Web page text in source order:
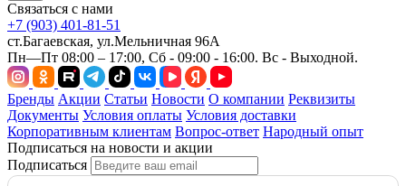
Связаться с нами
+7 (903) 401-81-51
ст.Багаевская, ул.Мельничная 96А
Пн—Пт 08:00 – 17:00, Сб - 09:00 - 16:00. Вс - Выходной.
Бренды Акции Статьи Новости О компании Реквизиты
Документы Условия оплаты Условия доставки
Корпоративным клиентам Вопрос-ответ Народный опыт
Подписаться на новости и акции
Подписаться